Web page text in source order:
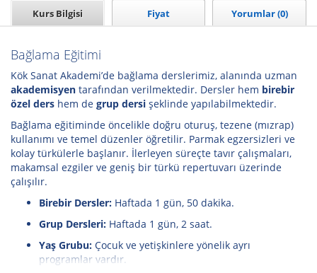
Kurs Bilgisi Fiyat Yorumlar (0)
Bağlama Eğitimi
Kök Sanat Akademi’de bağlama derslerimiz, alanında uzman
akademisyen tarafından verilmektedir. Dersler hem birebir
özel ders hem de grup dersi şeklinde yapılabilmektedir.
Bağlama eğitiminde öncelikle doğru oturuş, tezene (mızrap)
kullanımı ve temel düzenler öğretilir. Parmak egzersizleri ve
kolay türkülerle başlanır. İlerleyen süreçte tavır çalışmaları,
makamsal ezgiler ve geniş bir türkü repertuvarı üzerinde
çalışılır.
Birebir Dersler: Haftada 1 gün, 50 dakika.
Grup Dersleri: Haftada 1 gün, 2 saat.
Yaş Grubu: Çocuk ve yetişkinlere yönelik ayrı
programlar vardır.